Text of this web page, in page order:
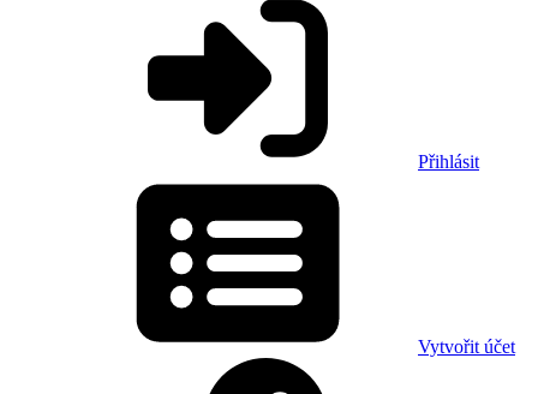
Přihlásit
Vytvořit účet